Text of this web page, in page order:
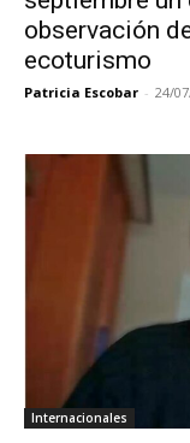
observación
ecoturismo
Patricia Escobar - 24/
Internacionales